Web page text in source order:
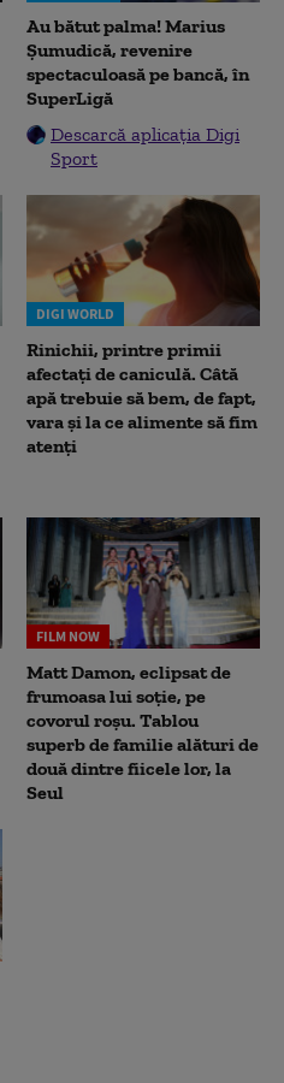
Au bătut palma! Marius
Șumudică, revenire
spectaculoasă pe bancă, în
SuperLigă
Descarcă aplicația Digi
Sport
DIGI WORLD
Rinichii, printre primii
afectați de caniculă. Câtă
apă trebuie să bem, de fapt,
vara și la ce alimente să fim
atenți
FILM NOW
Matt Damon, eclipsat de
frumoasa lui soție, pe
covorul roșu. Tablou
superb de familie alături de
două dintre fiicele lor, la
Seul